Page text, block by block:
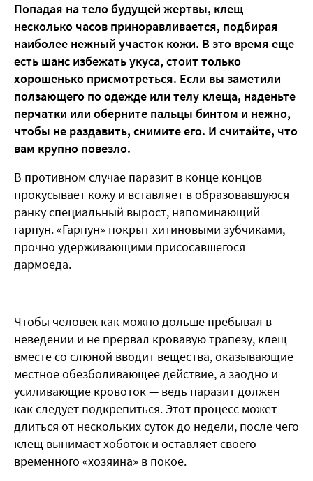
Попадая на тело будущей жертвы, клещ
несколько часов приноравливается, подбирая
наиболее нежный участок кожи. В это время еще
есть шанс избежать укуса, стоит только
хорошенько присмотреться. Если вы заметили
ползающего по одежде или телу клеща, наденьте
перчатки или оберните пальцы бинтом и нежно,
чтобы не раздавить, снимите его. И считайте, что
вам крупно повезло.
В противном случае паразит в конце концов
прокусывает кожу и вставляет в образовавшуюся
ранку специальный вырост, напоминающий
гарпун. «Гарпун» покрыт хитиновыми зубчиками,
прочно удерживающими присосавшегося
дармоеда.
Чтобы человек как можно дольше пребывал в
неведении и не прервал кровавую трапезу, клещ
вместе со слюной вводит вещества, оказывающие
местное обезболивающее действие, а заодно и
усиливающие кровоток — ведь паразит должен
как следует подкрепиться. Этот процесс может
длиться от нескольких суток до недели, после чего
клещ вынимает хоботок и оставляет своего
временного «хозяина» в покое.